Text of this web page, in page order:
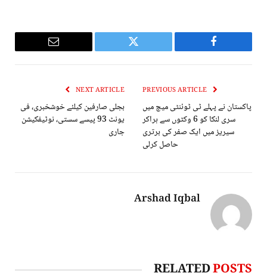
Facebook
Twitter
Email
پاکستان نے پہلے ٹی ٹوئنٹی میچ میں
سری لنکا کو 6 وکٹوں سے ہراکر
سیریز میں ایک صفر کی برتری
حاصل کرلی
NEXT ARTICLE
بجلی صارفین کیلئے خوشخبری، فی
یونٹ 93 پیسے سستی، نوٹیفکیشن
جاری
Arshad Iqbal